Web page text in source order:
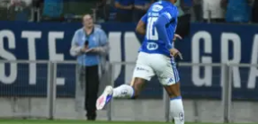
FUTEBOL INTERNACIONAL
COMO APOSTAR
MAIS ESPORTES